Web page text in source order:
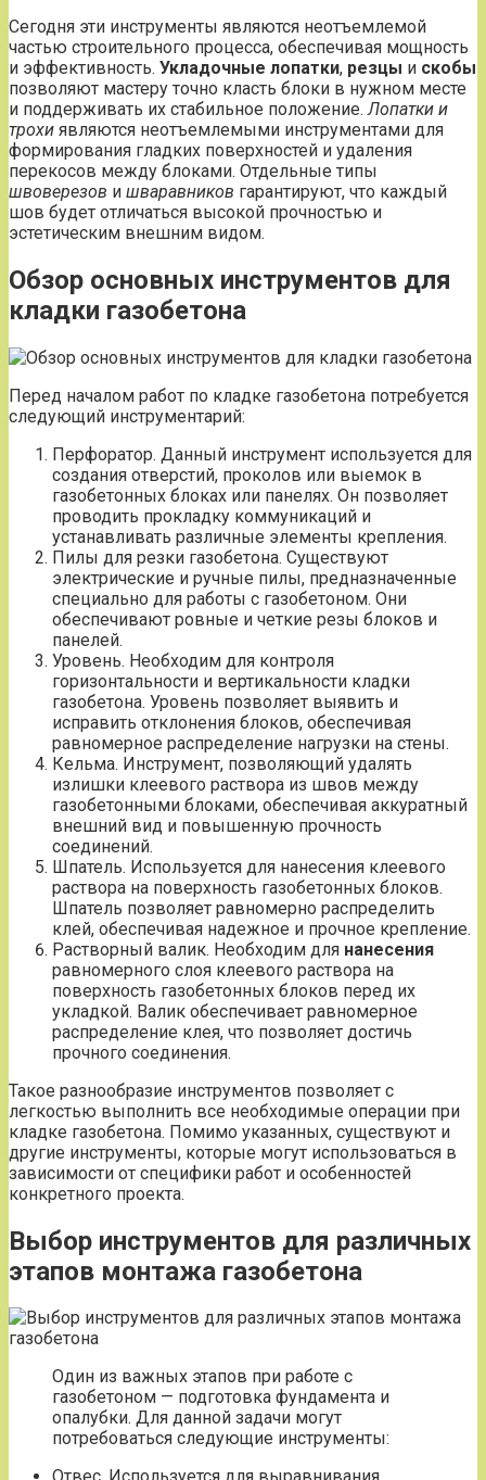
Сегодня эти инструменты являются неотъемлемой
частью строительного процесса, обеспечивая мощность
и эффективность. Укладочные лопатки, резцы и скобы
позволяют мастеру точно класть блоки в нужном месте
и поддерживать их стабильное положение.Лопатки и
трохи являются неотъемлемыми инструментами для
формирования гладких поверхностей и удаления
перекосов между блоками. Отдельные типы
швоверезов и шваравников гарантируют, что каждый
шов будет отличаться высокой прочностью и
эстетическим внешним видом.
Обзор основных инструментов для
кладки газобетона
Перед началом работ по кладке газобетона потребуется
следующий инструментарий:
Перфоратор. Данный инструмент используется для
создания отверстий, проколов или выемок в
газобетонных блоках или панелях. Он позволяет
проводить прокладку коммуникаций и
устанавливать различные элементы крепления.
Пилы для резки газобетона. Существуют
электрические и ручные пилы, предназначенные
специально для работы с газобетоном. Они
обеспечивают ровные и четкие резы блоков и
панелей.
Уровень. Необходим для контроля
горизонтальности и вертикальности кладки
газобетона. Уровень позволяет выявить и
исправить отклонения блоков, обеспечивая
равномерное распределение нагрузки на стены.
Кельма. Инструмент, позволяющий удалять
излишки клеевого раствора из швов между
газобетонными блоками, обеспечивая аккуратный
внешний вид и повышенную прочность
соединений.
Шпатель. Используется для нанесения клеевого
раствора на поверхность газобетонных блоков.
Шпатель позволяет равномерно распределить
клей, обеспечивая надежное и прочное крепление.
Растворный валик. Необходим для нанесения
равномерного слоя клеевого раствора на
поверхность газобетонных блоков перед их
укладкой. Валик обеспечивает равномерное
распределение клея, что позволяет достичь
прочного соединения.
Такое разнообразие инструментов позволяет с
легкостью выполнить все необходимые операции при
кладке газобетона. Помимо указанных, существуют и
другие инструменты, которые могут использоваться в
зависимости от специфики работ и особенностей
конкретного проекта.
Выбор инструментов для различных
этапов монтажа газобетона
Один из важных этапов при работе с
газобетоном — подготовка фундамента и
опалубки. Для данной задачи могут
потребоваться следующие инструменты: